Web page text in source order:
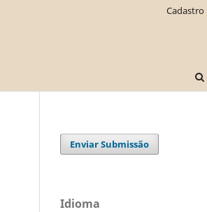
Cadastro
Enviar Submissão
Idioma